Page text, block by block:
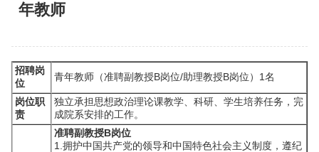
年教师
招聘岗
位
青年教师（准聘副教授B岗位/助理教授B岗位）1名
岗位职
责
独立承担思想政治理论课教学、科研、学生培养任务，完
成院系安排的工作。
准聘副教授B岗位
1.拥护中国共产党的领导和中国特色社会主义制度，遵纪